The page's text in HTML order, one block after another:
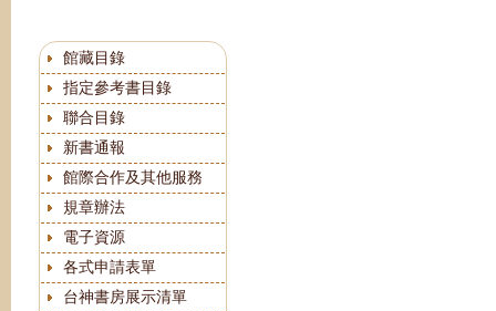
館藏目錄
指定參考書目錄
聯合目錄
新書通報
館際合作及其他服務
規章辦法
電子資源
各式申請表單
台神書房展示清單